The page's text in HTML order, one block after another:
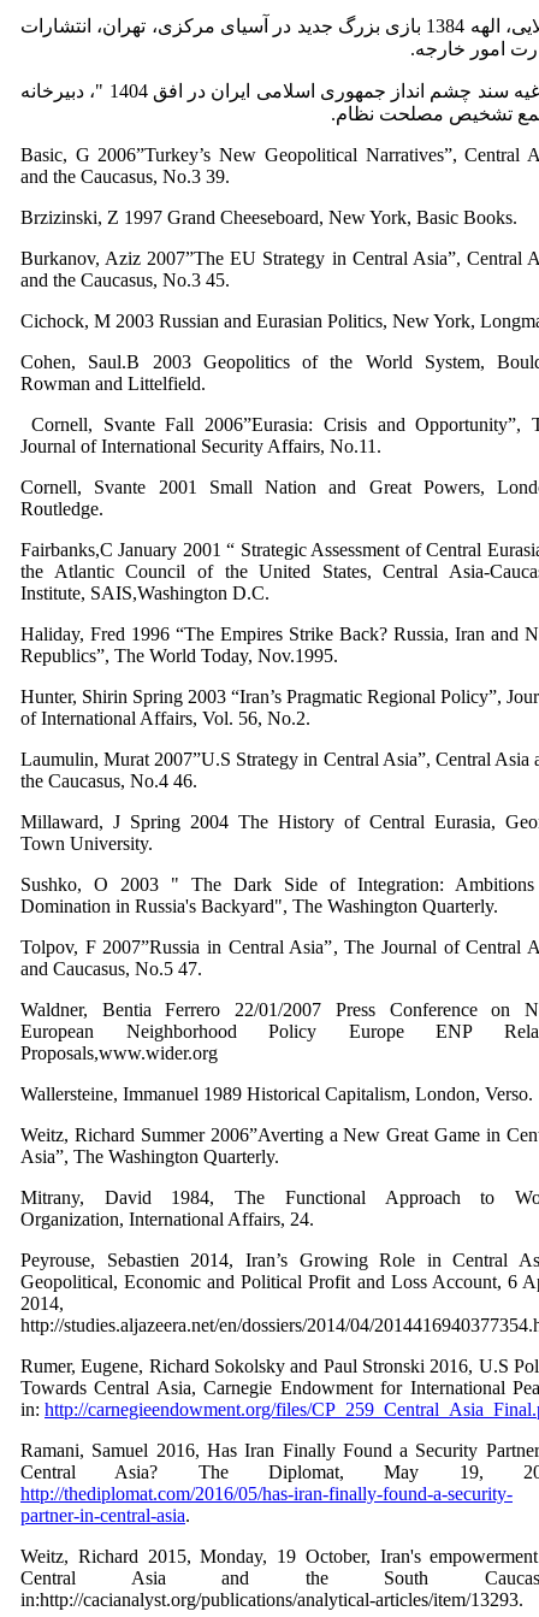
کولایی، الهه 1384 بازی بزرگ جدید در آسیای مرکزی، تهران، انتشارات
امور خارجه.
ابلاغیه سند چشم انداز جمهوری اسلامی ایران در افق 1404 "، دبیرخانه
تشخیص مصلحت نظام.
Basic, G 2006”Turkey’s New Geopolitical Narratives”, Central
and the Caucasus, No.3 39.
Brzizinski, Z 1997 Grand Cheeseboard, New York, Basic Books.
Burkanov, Aziz 2007”The EU Strategy in Central Asia”, Central
and the Caucasus, No.3 45.
Cichock, M 2003 Russian and Eurasian Politics, New York,
Cohen, Saul.B 2003 Geopolitics of the World System,
Rowman and Littelfield.
Cornell, Svante Fall 2006”Eurasia: Crisis and Opportunity”,
Journal of International Security Affairs, No.11.
Cornell, Svante 2001 Small Nation and Great Powers,
Routledge.
Fairbanks,C January 2001 “ Strategic Assessment of Central
the Atlantic Council of the United States, Central Asia-
Institute, SAIS,Washington D.C.
Haliday, Fred 1996 “The Empires Strike Back? Russia, Iran and
Republics”, The World Today, Nov.1995.
Hunter, Shirin Spring 2003 “Iran’s Pragmatic Regional Policy”,
of International Affairs, Vol. 56, No.2.
Laumulin, Murat 2007”U.S Strategy in Central Asia”, Central Asia
the Caucasus, No.4 46.
Millaward, J Spring 2004 The History of Central Eurasia,
Town University.
Sushko, O 2003 " The Dark Side of Integration:
Domination in Russia's Backyard", The Washington Quarterly.
Tolpov, F 2007”Russia in Central Asia”, The Journal of Central
and Caucasus, No.5 47.
Waldner, Bentia Ferrero 22/01/2007 Press Conference on
European Neighborhood Policy Europe ENP
Proposals,www.wider.org
Wallersteine, Immanuel 1989 Historical Capitalism, London, Verso.
Weitz, Richard Summer 2006”Averting a New Great Game in
Asia”, The Washington Quarterly.
Mitrany, David 1984, The Functional Approach to
Organization, International Affairs, 24.
Peyrouse, Sebastien 2014, Iran’s Growing Role in Central
Geopolitical, Economic and Political Profit and Loss Account, 6
2014,
http://studies.aljazeera.net/en/dossiers/2014/04/
Rumer, Eugene, Richard Sokolsky and Paul Stronski 2016, U.S
Towards Central Asia, Carnegie Endowment for International
in: http://carnegieendowment.org/files/
Ramani, Samuel 2016, Has Iran Finally Found a Security
Central Asia? The Diplomat, May 19,
http://thediplomat.com/2016/05/has-iran-finally-found-a-security-
partner-in-central-asia.
Weitz, Richard 2015, Monday, 19 October, Iran's
Central Asia and the South
in:http://cacianalyst.org/publications/analytical-articles/item/13293.